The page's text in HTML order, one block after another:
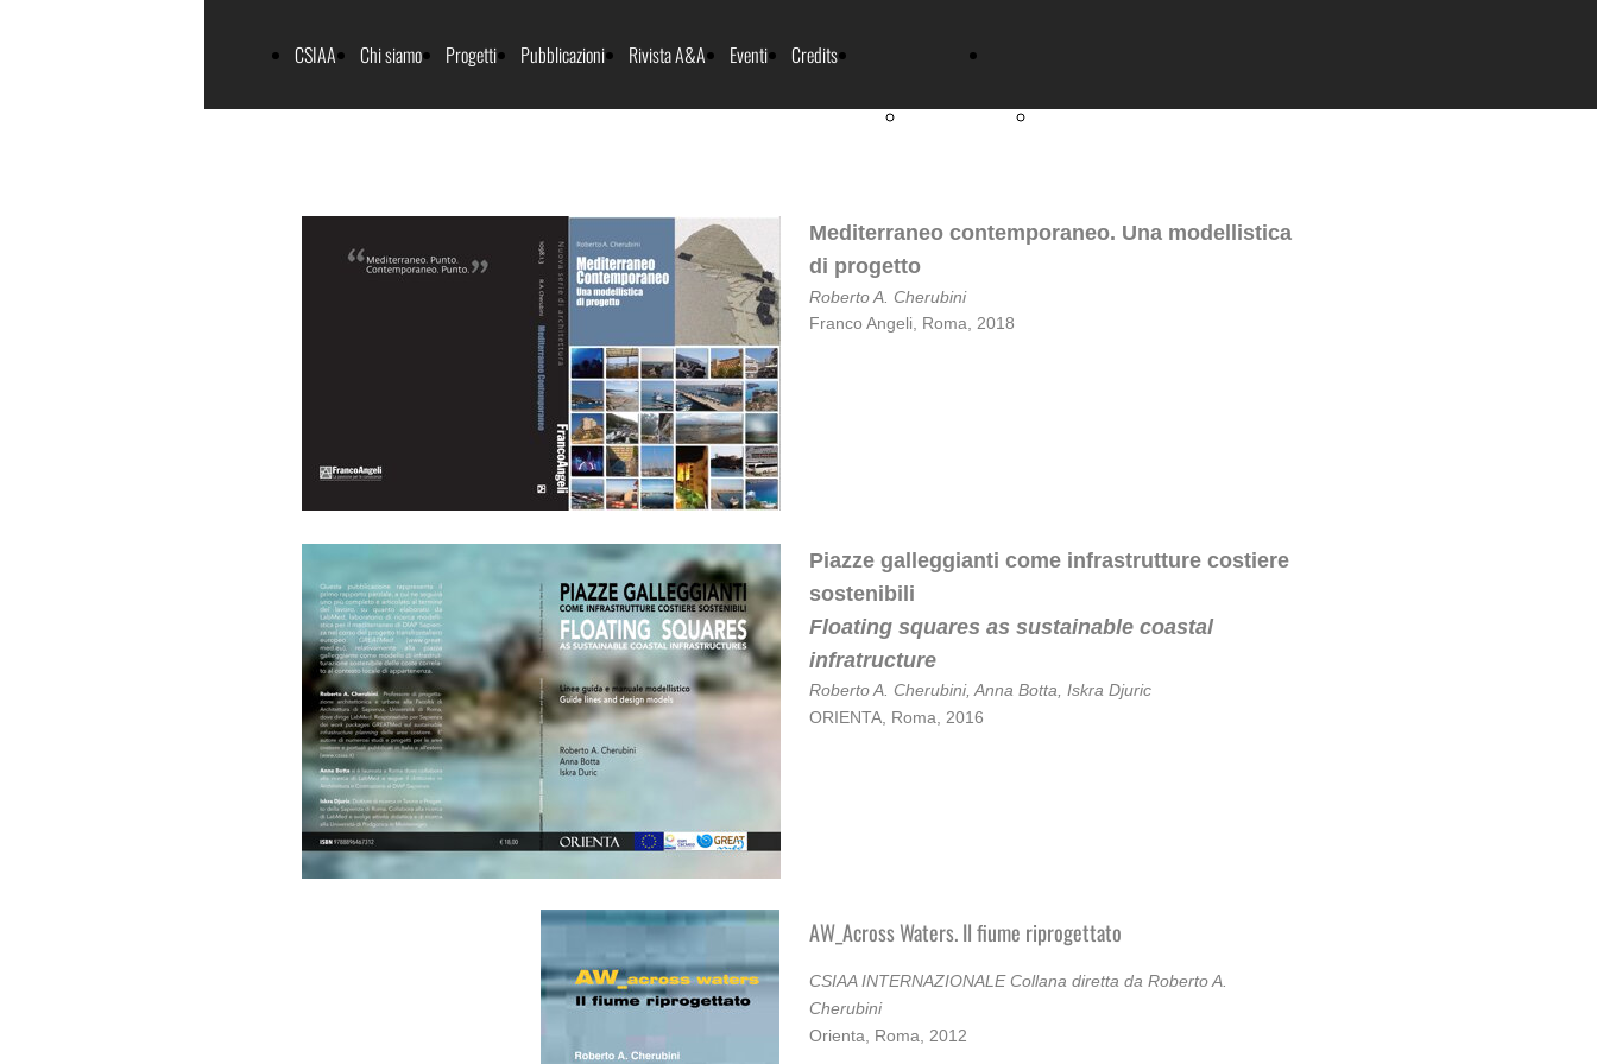
CSIAA Chi siamo Progetti Pubblicazioni Rivista A&A Eventi Credits
Index Index
Mediterraneo contemporaneo. Una modellistica
di progetto
Roberto A. Cherubini
Franco Angeli, Roma, 2018
Piazze galleggianti come infrastrutture costiere
sostenibili
Floating squares as sustainable coastal
infratructure
Roberto A. Cherubini, Anna Botta, Iskra Djuric
ORIENTA, Roma, 2016
AW_Across Waters. Il fiume riprogettato
CSIAA INTERNAZIONALE Collana diretta da Roberto A.
Cherubini
Orienta, Roma, 2012